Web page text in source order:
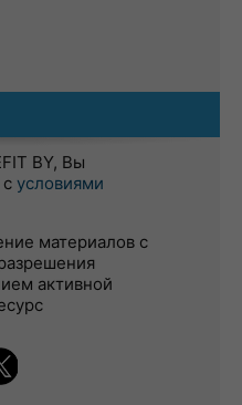
BY, Вы
условиями
материалов с
активной